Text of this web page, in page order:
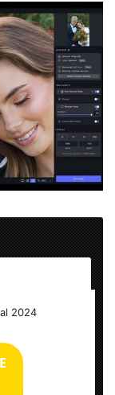
2024